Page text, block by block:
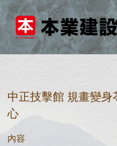
中正技擊館 規畫變身
心
內容